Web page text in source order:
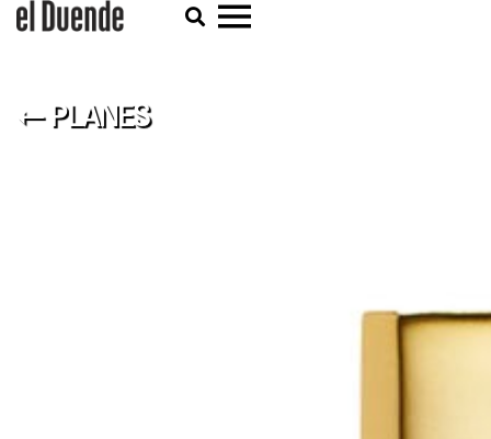
← PLANES